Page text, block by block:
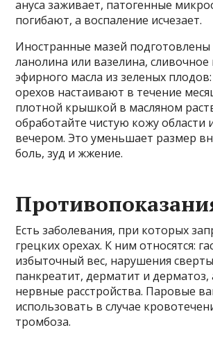
ануса заживает, патогенные
погибают, а воспаление исчезает.
Иностранные мазей подготовлены
ланолина или вазелина, сливочное
эфирного масла из зеленых
орехов настаивают в течение
плотной крышкой в ​​масляном
обработайте чистую кожу области
вечером. Это уменьшает размер
боль, зуд и жжение.
Есть заболевания, при которых
грецких орехах. К ним относятся:
избыточный вес, нарушения
панкреатит, дерматит и дерматоз,
нервные расстройства. Паровые
использовать в случае
тромбоза.